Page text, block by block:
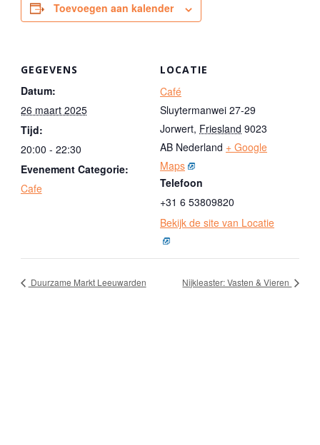
Toevoegen aan kalender
GEGEVENS
Datum:
26 maart 2025
Tijd:
20:00 - 22:30
Evenement Categorie:
Cafe
LOCATIE
Café
Sluytermanwei 27-29
Jorwert, Friesland 9023
AB Nederland + Google
Maps
Telefoon
+31 6 53809820
Bekijk de site van Locatie
Duurzame Markt Leeuwarden Nijkleaster: Vasten & Vieren